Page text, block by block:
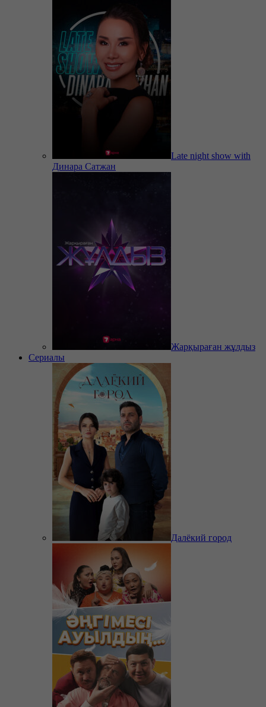
Late night show with
Динара Сатжан
Жарқыраған жұлдыз
Сериалы
Далёкий город